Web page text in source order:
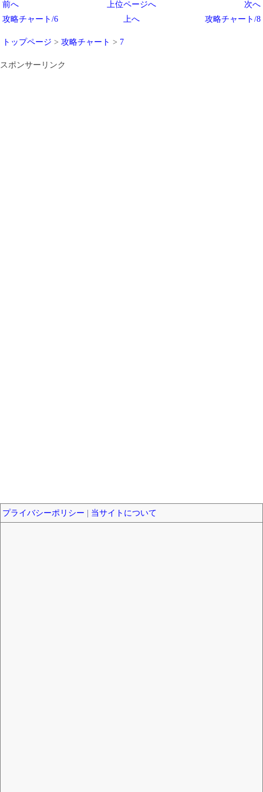
前へ
攻略チャート/6
次へ
攻略チャート/8
上位ページへ
上へ
トップページ > 攻略チャート > 7
スポンサーリンク
プライバシーポリシー | 当サイトについて